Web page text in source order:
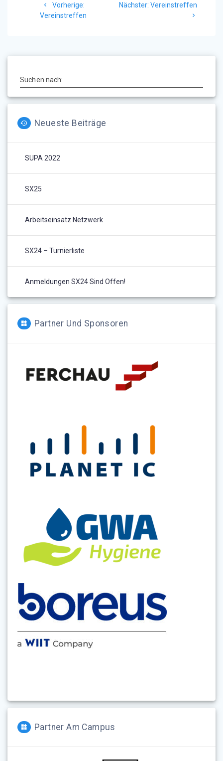
Vorherige:
Beitrag:
Vereinstreffen
Nächster: Nächster
Vereinstreffen
Suchen nach:
Neueste Beiträge
SUPA 2022
SX25
Arbeitseinsatz Netzwerk
SX24 – Turnierliste
Anmeldungen SX24 Sind Offen!
Partner Und Sponsoren
Partner Am Campus